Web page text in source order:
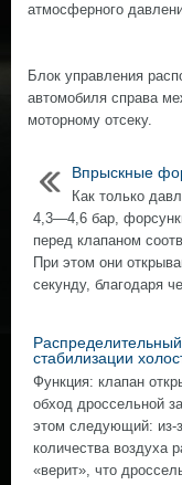
атмосферного
Блок управления
автомобиля справа
моторному отсеку.
Впрыскные
Как только
4,3—4,6 бар,
перед клапаном
При этом они
секунду, благодаря
стабилизации
Функция: клапан
обход дроссельной
этом следующий: из-
количества воздуха
«верит», что